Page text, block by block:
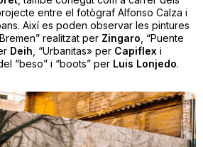
entre el fotògraf Alfonso Calza i
Així es poden observar les pintures
realitzat per Zingaro , “Puente
Deih , “Urbanitas» per Capiflexi
“beso” i “boots” per Luis Lonjedo.